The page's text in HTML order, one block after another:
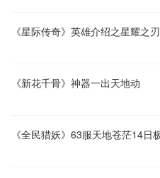
《星际传奇》英雄介绍之星耀之刃
《新花千骨》神器一出天地动